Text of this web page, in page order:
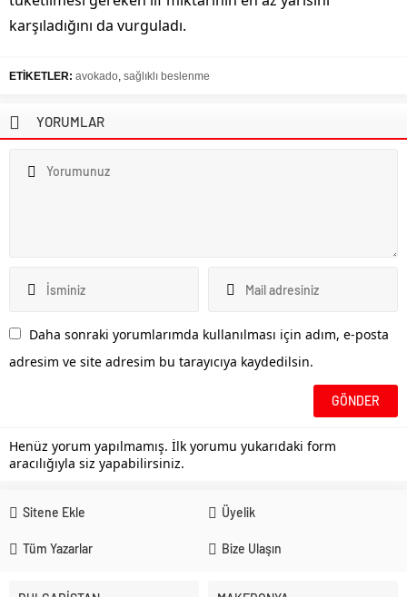
karşıladığını da vurguladı.
ETİKETLER: avokado, sağlıklı beslenme
YORUMLAR
Daha sonraki yorumlarımda kullanılması için adım, e-posta
adresim ve site adresim bu tarayıcıya kaydedilsin.
Henüz yorum yapılmamış. İlk yorumu yukarıdaki form
aracılığıyla siz yapabilirsiniz.
Sitene Ekle Üyelik
Tüm Yazarlar Bize Ulaşın